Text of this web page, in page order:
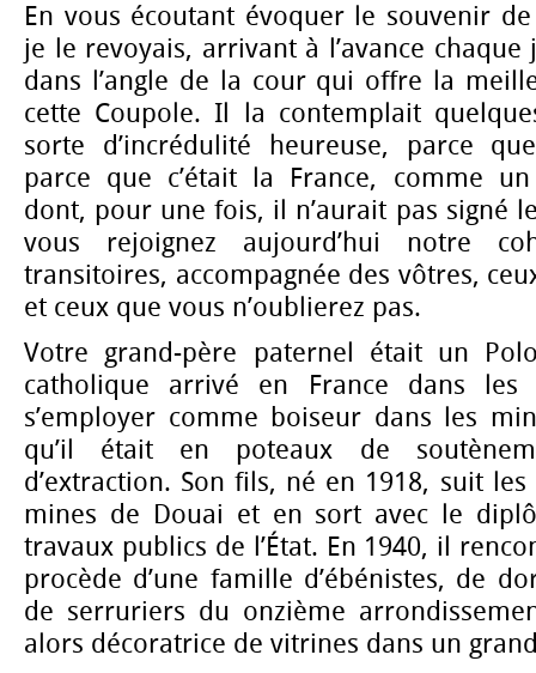
En vous écoutant évoquer le souvenir de
je le revoyais, arrivant à l’avance
dans l’angle de la cour qui offre la
cette Coupole. Il la contemplait
sorte d’incrédulité heureuse, parce que
parce que c’était la France, comme
dont, pour une fois, il n’aurait pas signé
vous rejoignez aujourd’hui notre
transitoires, accompagnée des vôtres,
et ceux que vous n’oublierez pas.
Votre grand-père paternel était un
catholique arrivé en France dans les
s’employer comme boiseur dans les
qu’il était en poteaux de
d’extraction. Son fils, né en 1918, suit les
mines de Douai et en sort avec le
travaux publics de l’État. En 1940, il
procède d’une famille d’ébénistes, de
de serruriers du onzième
alors décoratrice de vitrines dans un